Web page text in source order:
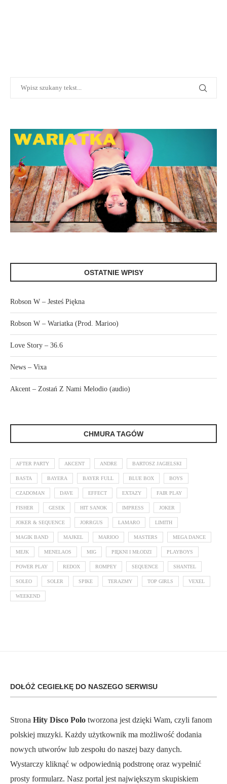
OSTATNIE WPISY
Robson W – Jesteś Piękna
Robson W – Wariatka (Prod. Marioo)
Love Story – 36.6
News – Vixa
Akcent – Zostań Z Nami Melodio (audio)
CHMURA TAGÓW
AFTER PARTY AKCENT ANDRE BARTOSZ JAGIELSKI
BASTA BAYERA BAYER FULL BLUE BOX BOYS
CZADOMAN DAVE EFFECT EXTAZY FAIR PLAY
FISHER GESEK HIT SANOK IMPRESS JOKER
JOKER & SEQUENCE JORRGUS LAMARO LIMITH
MAGIK BAND MAJKEL MARIOO MASTERS MEGA DANCE
MEJK MENELAOS MIG PIĘKNI I MŁODZI PLAYBOYS
POWER PLAY REDOX ROMPEY SEQUENCE SHANTEL
SOLEO SOLER SPIKE TERAZMY TOP GIRLS VEXEL
WEEKEND
DOŁÓŻ CEGIEŁKĘ DO NASZEGO SERWISU
Strona Hity Disco Polo tworzona jest dzięki Wam, czyli fanom
polskiej muzyki. Każdy użytkownik ma możliwość dodania
nowych utworów lub zespołu do naszej bazy danych.
Wystarczy kliknąć w odpowiednią podstronę oraz wypełnić
prosty formularz. Nasz portal jest największym skupiskiem